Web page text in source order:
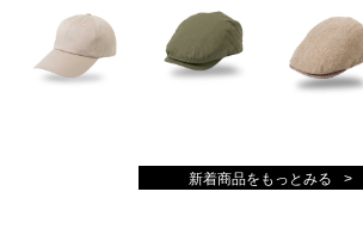
新着商品をもっとみる